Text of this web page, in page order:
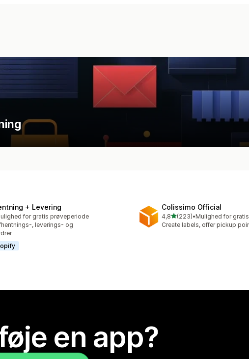
+ Levering
i alt for gratis prøveperiode
, leverings- og
Colissimo Official
4,8ud af 5 stjerner
(223)
223 anmeldelser i alt
•Mulighed for
Create labels, offer pickup
en app?